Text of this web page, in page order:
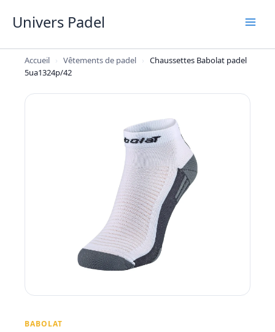
Univers Padel
Accueil › Vêtements de padel › Chaussettes Babolat padel
5ua1324p/42
BABOLAT